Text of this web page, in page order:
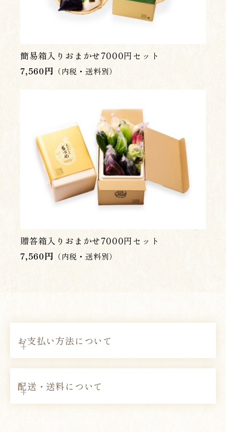
簡易箱入りおまかせ7000円セット
7,560円 （内税・送料別）
贈答箱入りおまかせ7000円セット
7,560円 （内税・送料別）
お支払い方法について
配送・送料について